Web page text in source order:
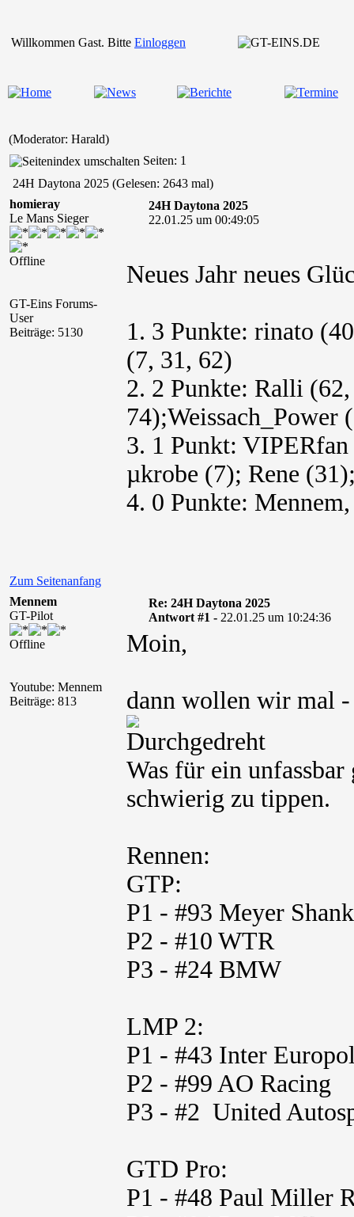
Willkommen Gast. Bitte Einloggen
(Moderator: Harald)
Seiten: 1
24H Daytona 2025 (Gelesen: 2643 mal)
homieray
Le Mans Sieger
Offline
GT-Eins Forums-
User
Beiträge: 5130
24H Daytona 2025
22.01.25 um 00:49:05
Neues Jahr neues
1. 3 Punkte: rinato
(7, 31, 62)
2. 2 Punkte: Ralli
74);Weissach_Power
3. 1 Punkt:
µkrobe (7); Rene
4. 0 Punkte:
Zum Seitenanfang
Mennem
GT-Pilot
Offline
Youtube: Mennem
Beiträge: 813
Re: 24H Daytona 2025
Antwort #1 - 22.01.25 um 10:24:36
Moin,
dann wollen wir mal
Was für ein
schwierig zu tippen.
Rennen:
GTP:
P1 - #93 Meyer
P2 - #10 WTR
P3 - #24 BMW
LMP 2:
P1 - #43 Inter
P2 - #99 AO Racing
P3 - #2 United
GTD Pro:
P1 - #48 Paul Miller